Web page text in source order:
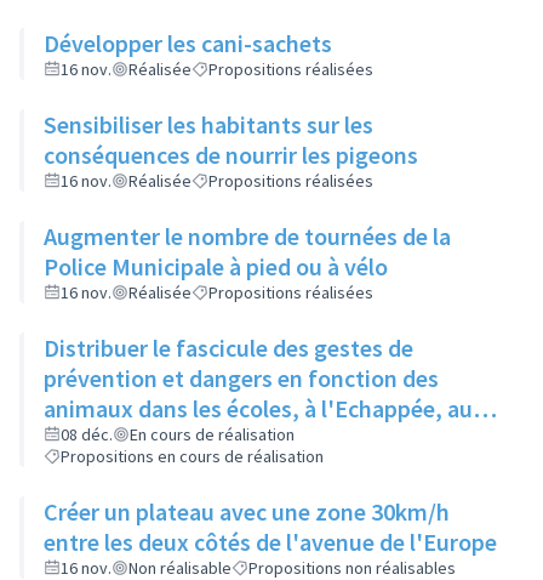
Développer les cani-sachets
16 nov. Réalisée Propositions réalisées
Sensibiliser les habitants sur les
conséquences de nourrir les pigeons
16 nov. Réalisée Propositions réalisées
Augmenter le nombre de tournées de la
Police Municipale à pied ou à vélo
16 nov. Réalisée Propositions réalisées
Distribuer le fascicule des gestes de
prévention et dangers en fonction des
animaux dans les écoles, à l'Echappée, aux
Centres Sociaux.... et l'insérer dans le
Rilliard en version détachable.
08 déc.
En cours de réalisation
Propositions en cours de réalisation
Créer un plateau avec une zone 30km/h
entre les deux côtés de l'avenue de l'Europe
16 nov. Non réalisable Propositions non réalisables